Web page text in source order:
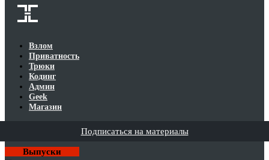
Взлом
Приватность
Трюки
Кодинг
Админ
Geek
Магазин
Подписаться на материалы
Выпуски